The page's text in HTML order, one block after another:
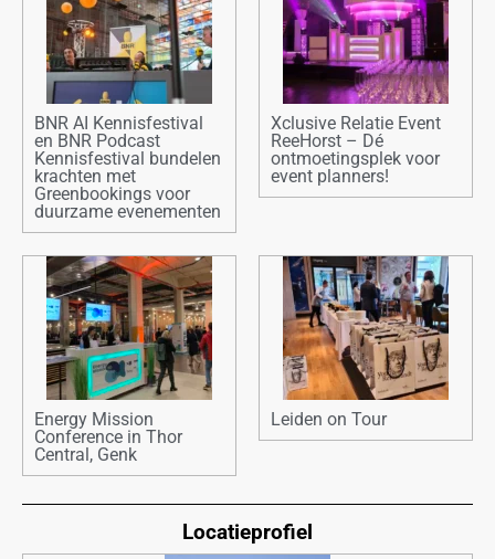
BNR AI Kennisfestival
en BNR Podcast
Kennisfestival bundelen
krachten met
Greenbookings voor
duurzame evenementen
Xclusive Relatie Event
ReeHorst – Dé
ontmoetingsplek voor
event planners!
Energy Mission
Conference in Thor
Central, Genk
Leiden on Tour
Locatieprofiel